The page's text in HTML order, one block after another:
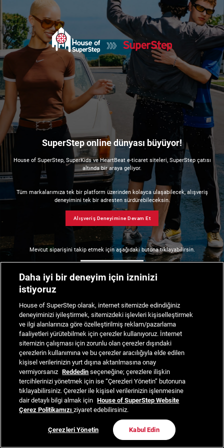
SuperStep online dünyası büyüyor!
House of SuperStep, SuperKids ve HeartBeat e-ticaret siteleri, SuperStep çatısı
altında bir araya geliyor.
Tüm markalarımıza tek bir platform üzerinden kolayca ulaşabilecek, alışveriş
deneyimini tek bir adresten sürdürebileceksin.
Alışveriş Deneyimine Devam Et
Mevcut siparişini takip etmek için aşağıdaki butona tıklayabilirsin.
Daha iyi bir deneyim için izninizi
istiyoruz
House of SuperStep olarak, internet sitemizde edindiğiniz
deneyiminizi iyileştirmek, sitemizdeki işlevleri kişiselleştirmek
ve ilgi alanlarınıza göre özelleştirilmiş reklam/pazarlama
faaliyetleri yürütebilmek için çerezler kullanıyoruz. İnternet
sitemizin çalışması için zorunlu olan çerezler dışındaki
çerezlerin kullanımına ve bu çerezler aracılığıyla elde edilen
kişisel verilerinizin yurt dışına aktarılmasına onay
vermiyorsanız Reddedin seçeneğine; çerezlere ilişkin
tercihlerinizi yönetmek için ise “Çerezleri Yönetin” butonuna
tıklayabilirsiniz. Çerezler ile kişisel verilerinizin işlenmesine
dair detaylı bilgi almak için House of SuperStep Website
Çerez Politikamızıziyaret edebilirsiniz.
Çerezleri Yönetin Kabul Edin